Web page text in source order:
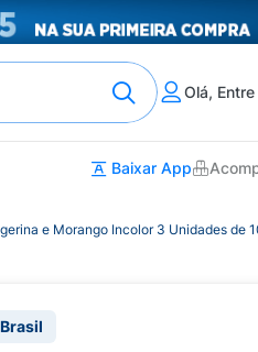
Olá,
Baixar App
e Morango Incolor 3 Unidades de